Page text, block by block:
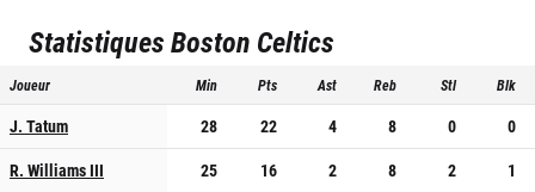
StatistiquesBoston Celtics
Joueur Min Pts Ast Reb Stl Blk
J. Tatum 28 22 4 8 0
0
R. Williams III
25 16 2 8 2
1